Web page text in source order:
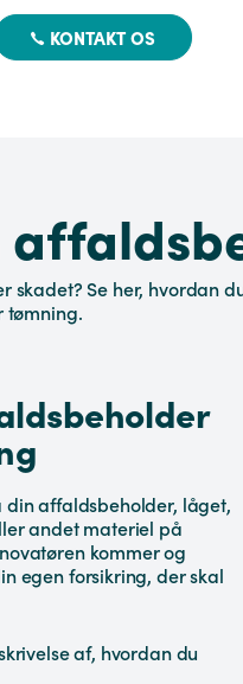
KONTAKT OS
skadet? Se her, hvordan
tømning.
din affaldsbeholder, låget,
andet materiel på
kommer og
egen forsikring, der skal
af, hvordan du